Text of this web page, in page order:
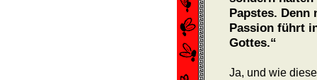
Papstes. Denn
Passion führt
Gottes.“
Ja, und wie